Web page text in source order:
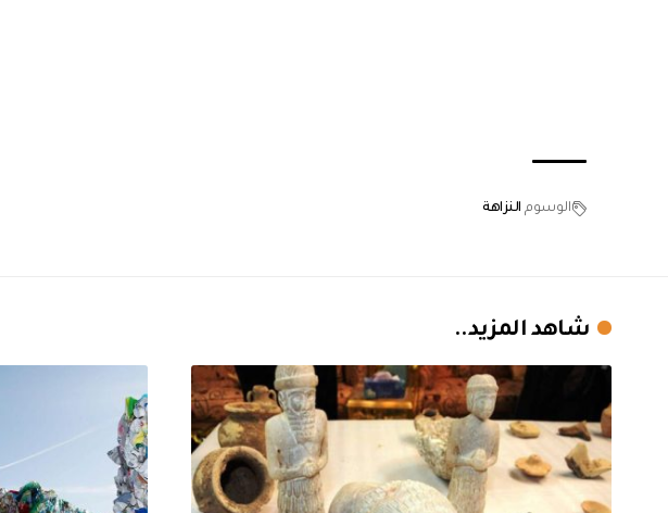
الوسوم النزاهة
شاهد المزيد..